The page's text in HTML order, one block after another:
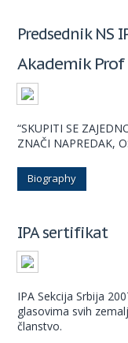
Predsednik NS
Akademik
“SKUPITI SE
ZNAČI NAPREDAK,
Biography
IPA sertifikat
IPA Sekcija Srbija
glasovima svih
članstvo.